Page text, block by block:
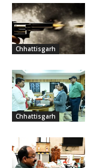
Chhattisgarh
Chhattisgarh